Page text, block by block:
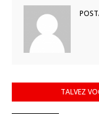
TALVEZ